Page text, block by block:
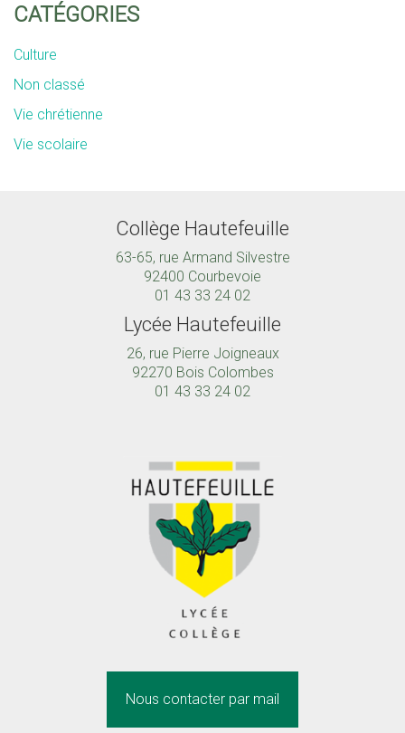
CATÉGORIES
Culture
Non classé
Vie chrétienne
Vie scolaire
Collège Hautefeuille
63-65, rue Armand Silvestre
92400 Courbevoie
01 43 33 24 02
Lycée Hautefeuille
26, rue Pierre Joigneaux
92270 Bois Colombes
01 43 33 24 02
Nous contacter par mail